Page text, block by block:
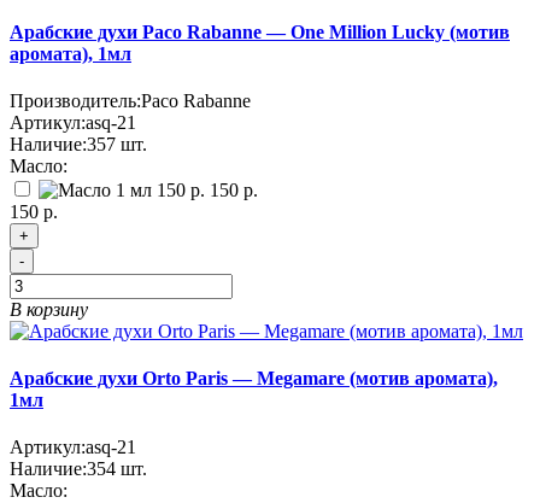
Арабские духи Paco Rabanne — One Million Lucky (мотив
аромата), 1мл
Производитель:Paco Rabanne
Артикул:asq-21
Наличие:357 шт.
Масло:
150 р.
150 р.
+
-
В корзину
Арабские духи Orto Paris — Megamare (мотив аромата),
1мл
Артикул:asq-21
Наличие:354 шт.
Масло: